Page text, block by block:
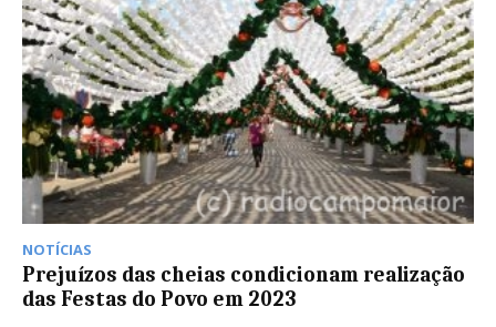
NOTÍCIAS
Prejuízos das cheias condicionam realização
das Festas do Povo em 2023